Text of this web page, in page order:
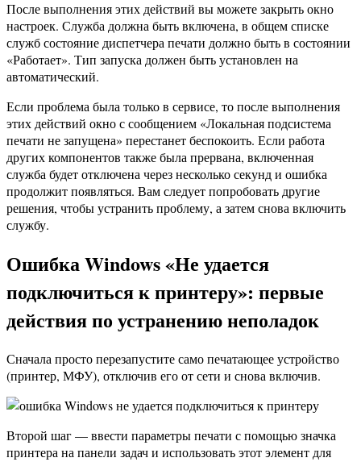
После выполнения этих действий вы можете закрыть окно
настроек. Служба должна быть включена, в общем списке
служб состояние диспетчера печати должно быть в состоянии
«Работает». Тип запуска должен быть установлен на
автоматический.
Если проблема была только в сервисе, то после выполнения
этих действий окно с сообщением «Локальная подсистема
печати не запущена» перестанет беспокоить. Если работа
других компонентов также была прервана, включенная
служба будет отключена через несколько секунд и ошибка
продолжит появляться. Вам следует попробовать другие
решения, чтобы устранить проблему, а затем снова включить
службу.
Ошибка Windows «Не удается
подключиться к принтеру»: первые
действия по устранению неполадок
Сначала просто перезапустите само печатающее устройство
(принтер, МФУ), отключив его от сети и снова включив.
Второй шаг — ввести параметры печати с помощью значка
принтера на панели задач и использовать этот элемент для